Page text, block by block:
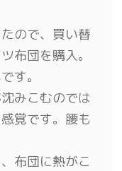
ので、買い替
布団を購入。
す。
みこむのでは
覚です。腰も
布団に熱がこ